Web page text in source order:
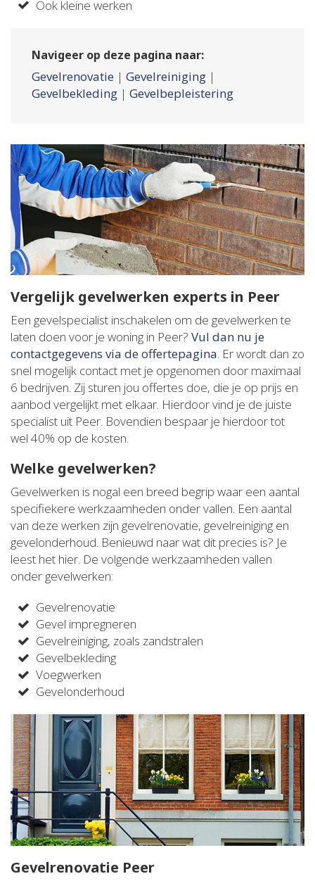
Ook kleine werken
Navigeer op deze pagina naar:
Gevelrenovatie | Gevelreiniging |
Gevelbekleding | Gevelbepleistering
Vergelijk gevelwerken experts in Peer
Een gevelspecialist inschakelen om de gevelwerken te
laten doen voor je woning in Peer? Vul dan nu je
contactgegevens via de offertepagina. Er wordt dan zo
snel mogelijk contact met je opgenomen door maximaal
6 bedrijven. Zij sturen jou offertes doe, die je op prijs en
aanbod vergelijkt met elkaar. Hierdoor vind je de juiste
specialist uit Peer. Bovendien bespaar je hierdoor tot
wel 40% op de kosten.
Welke gevelwerken?
Gevelwerken is nogal een breed begrip waar een aantal
specifiekere werkzaamheden onder vallen. Een aantal
van deze werken zijn gevelrenovatie, gevelreiniging en
gevelonderhoud. Benieuwd naar wat dit precies is? Je
leest het hier. De volgende werkzaamheden vallen
onder gevelwerken:
Gevelrenovatie
Gevel impregneren
Gevelreiniging, zoals zandstralen
Gevelbekleding
Voegwerken
Gevelonderhoud
Gevelrenovatie Peer